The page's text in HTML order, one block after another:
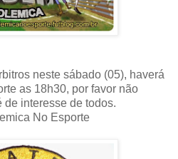
neste sábado (05), haverá
as 18h30, por favor não
de interesse de todos.
No Esporte